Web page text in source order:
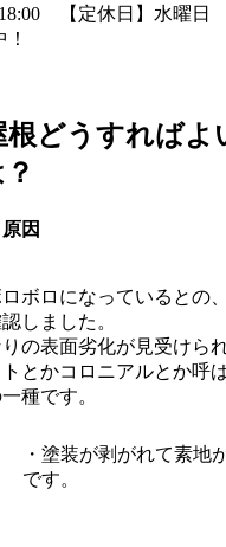
18:00 【定休日】水曜
どうすればよ
因
ボロになっているとの
しました。
の表面劣化が見受けら
とかコロニアルとか呼
種です。
・塗装が剥がれて素地
です。